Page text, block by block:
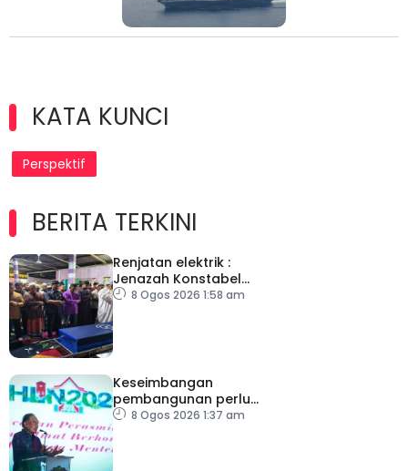
KATA KUNCI
Perspektif
BERITA TERKINI
Renjatan elektrik :
Jenazah Konstabel
Muhammad Raimi
8 Ogos 2026 1:58 am
Keseimbangan
pembangunan perlu
ambil kira lokasi tumpuan
8 Ogos 2026 1:37 am